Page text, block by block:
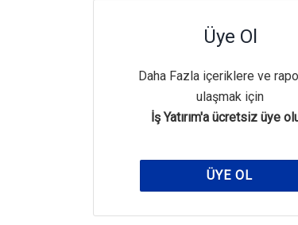
Üye Ol
Daha Fazla içeriklere ve
ulaşmak için
İş Yatırım'a ücretsiz üye
ÜYE OL